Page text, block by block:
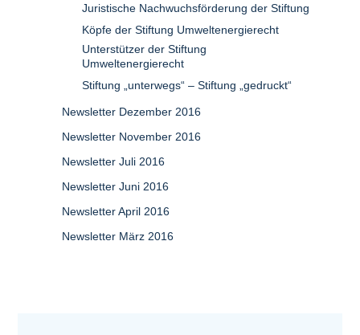
Juristische Nachwuchsförderung der Stiftung
Köpfe der Stiftung Umweltenergierecht
Unterstützer der Stiftung
Umweltenergierecht
Stiftung „unterwegs“ – Stiftung „gedruckt“
Newsletter Dezember 2016
Newsletter November 2016
Newsletter Juli 2016
Newsletter Juni 2016
Newsletter April 2016
Newsletter März 2016